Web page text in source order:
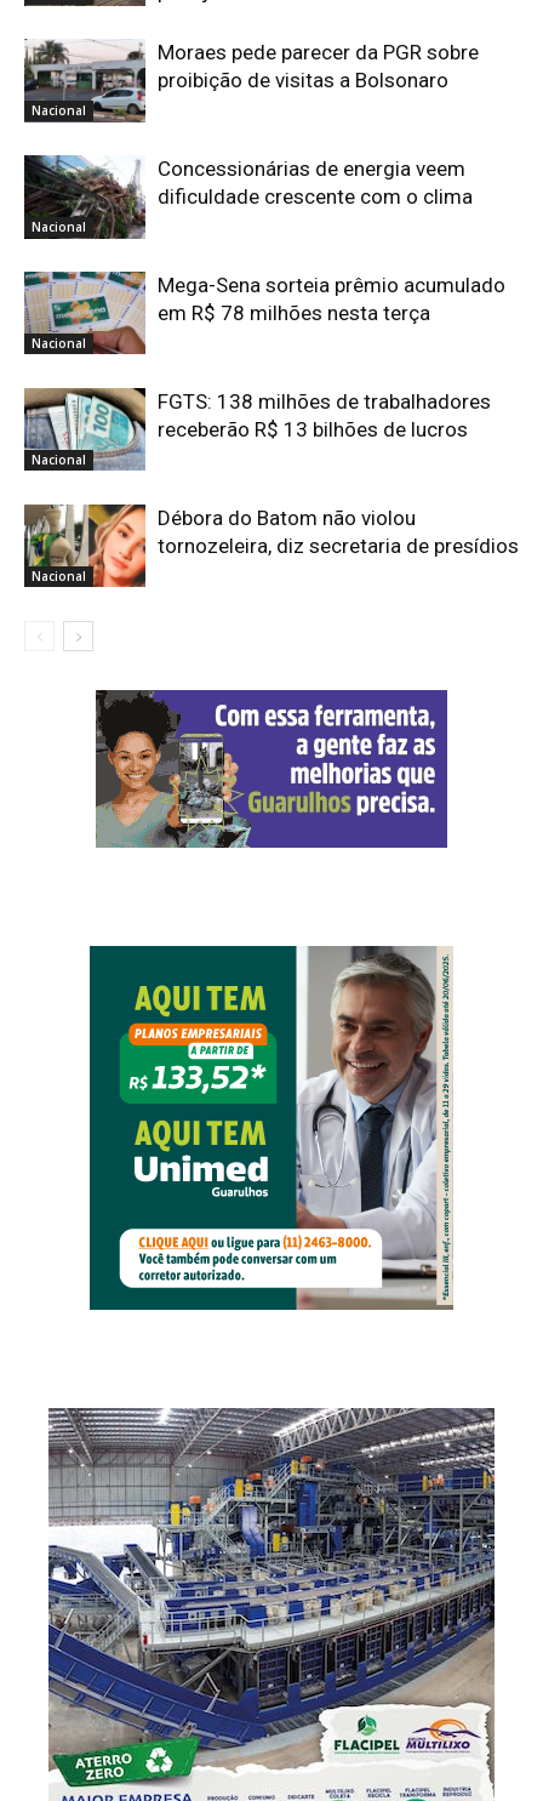
Nacional
Moraes pede parecer da PGR sobre
proibição de visitas a Bolsonaro
Nacional
Concessionárias de energia veem
dificuldade crescente com o clima
Nacional
Mega-Sena sorteia prêmio acumulado
em R$ 78 milhões nesta terça
Nacional
FGTS: 138 milhões de trabalhadores
receberão R$ 13 bilhões de lucros
Nacional
Débora do Batom não violou
tornozeleira, diz secretaria de presídios